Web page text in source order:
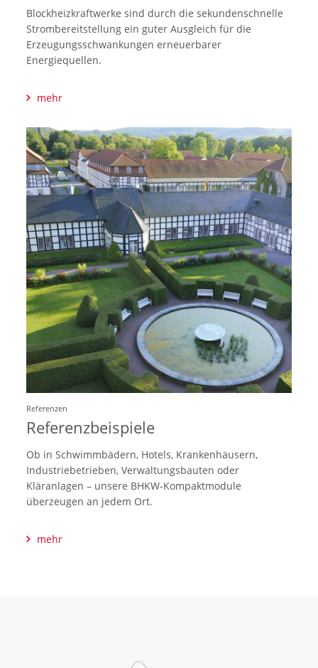
Blockheizkraftwerke sind durch die sekundenschnelle
Strombereitstellung ein guter Ausgleich für die
Erzeugungsschwankungen erneuerbarer
Energiequellen.
mehr
Referenzen
Referenzbeispiele
Ob in Schwimmbädern, Hotels, Krankenhäusern,
Industriebetrieben, Verwaltungsbauten oder
Kläranlagen – unsere BHKW-Kompaktmodule
überzeugen an jedem Ort.
mehr